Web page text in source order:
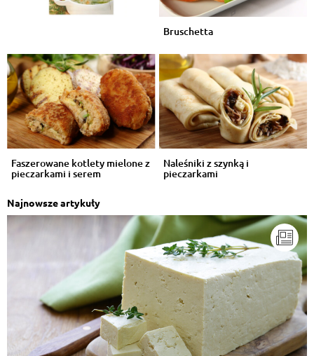
Bruschetta
Faszerowane kotlety mielone z
pieczarkami i serem
Naleśniki z szynką i
pieczarkami
Najnowsze artykuły